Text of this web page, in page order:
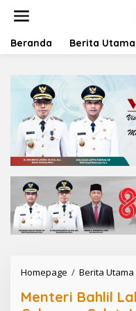
Beranda Berita Utama
Homepage / Berita Utama
Menteri Bahlil